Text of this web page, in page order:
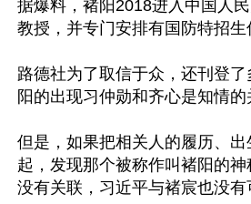
据爆料，褚阳2018进入中国人
教授，并专门安排有国防特招生
路德社为了取信于众，还刊登
阳的出现习仲勋和齐心是知情的
但是，如果把相关人的履历、
起，发现那个被称作叫褚阳的
没有关联，习近平与褚宸也没有